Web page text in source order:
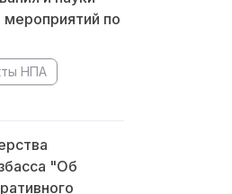
по
НПА
"Об